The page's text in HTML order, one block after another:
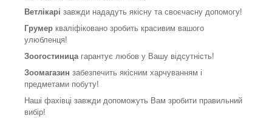
Ветлікарі завжди нададуть якісну та своєчасну допомогу!
Грумер кваліфіковано зробить красивим вашого
улюбленця!
Зоогостиницагарантує любов у Вашу відсутність!
Зоомагазин забезпечить якісним харчуванням і
предметами побуту!
Наші фахівці завжди допоможуть Вам зробити правильний
вибір!